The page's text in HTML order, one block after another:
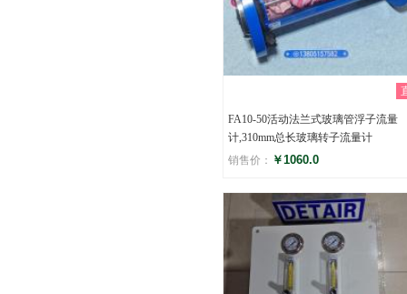
FA10-50活动法兰式玻璃管浮子流量
计,310mm总长玻璃转子流量计
销售价： ￥1060.0
评分
()